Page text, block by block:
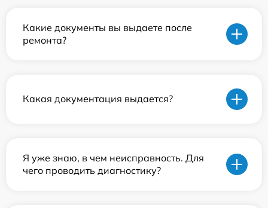
Какие документы вы выдаете после
ремонта?
Какая документация выдается?
Я уже знаю, в чем неисправность. Для
чего проводить диагностику?